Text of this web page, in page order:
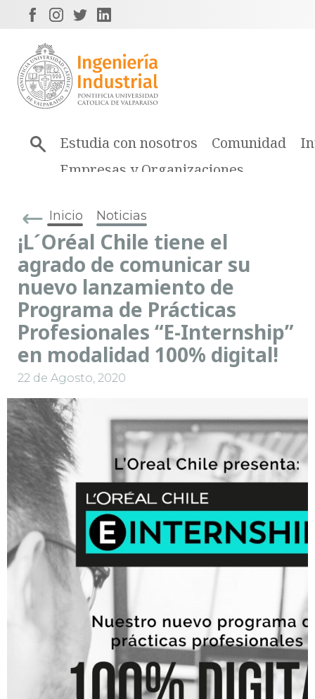
Estudia con nosotros Comunidad
Empresas y Organizaciones
Inicio Noticias
¡L´Oréal Chile tiene el
agrado de comunicar su
nuevo lanzamiento de
Programa de Prácticas
Profesionales “E-Internship”
en modalidad 100% digital!
22 de Agosto, 2020